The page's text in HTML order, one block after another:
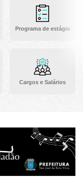
Programa de estágio
Cargos e Salários